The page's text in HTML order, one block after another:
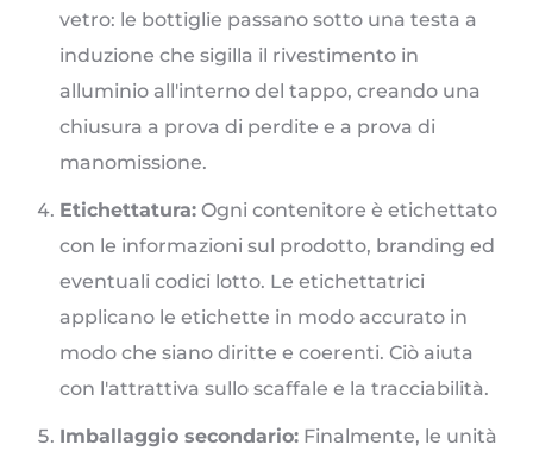
vetro: le bottiglie passano sotto una testa a
induzione che sigilla il rivestimento in
alluminio all'interno del tappo, creando una
chiusura a prova di perdite e a prova di
manomissione.
Etichettatura: Ogni contenitore è etichettato
con le informazioni sul prodotto, branding ed
eventuali codici lotto. Le etichettatrici
applicano le etichette in modo accurato in
modo che siano diritte e coerenti. Ciò aiuta
con l'attrattiva sullo scaffale e la tracciabilità.
Imballaggio secondario: Finalmente, le unità